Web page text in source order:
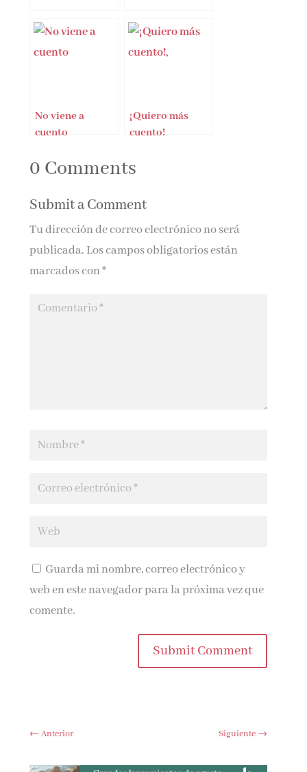
No viene a
cuento
¡Quiero más
cuento!
0 Comments
Submit a Comment
Tu dirección de correo electrónico no será
publicada. Los campos obligatorios están
marcados con*
Guarda mi nombre, correo electrónico y
web en este navegador para la próxima vez que
comente.
Submit Comment
←Anterior Siguiente→